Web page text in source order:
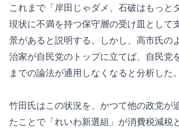
これまで「岸田じゃダメ、石破はもっと
現状に不満を持つ保守層の受け皿として
景があると説明する。しかし、高市氏の
治家が自民党のトップに立てば、自民党
までの論法が通用しなくなると分析した。
竹田氏はこの状況を、かつて他の政党が
たことで「れいわ新選組」が消費税減税